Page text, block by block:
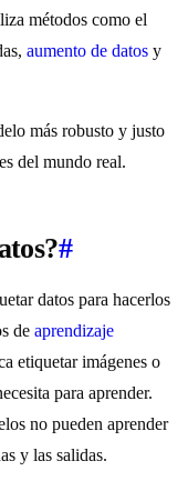
métodos como el
aumento de datos y
más robusto y justo
del mundo real.
#
datos para hacerlos
de aprendizaje
etiquetar imágenes o
para aprender.
no pueden aprender
y las salidas.